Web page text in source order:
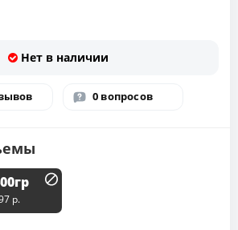
Нет в наличии
0 вопросов
р.